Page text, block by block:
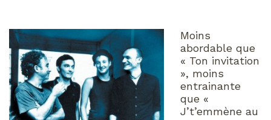
Moins
abordable que
« Ton invitation
», moins
entrainante
que «
J’t’emmène au